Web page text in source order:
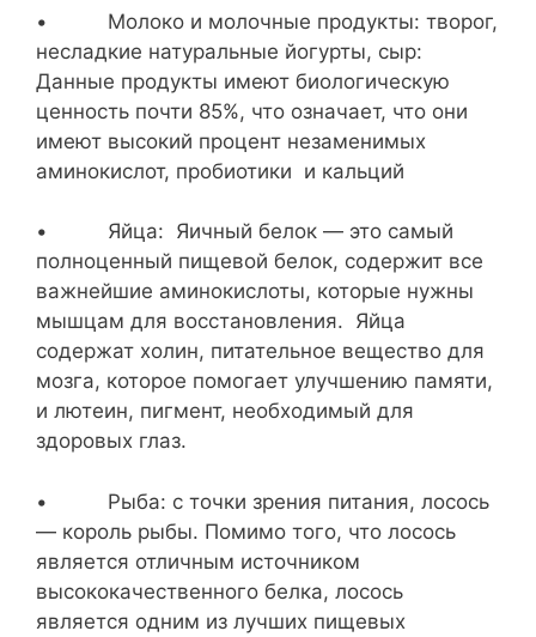
• Молоко и молочные продукты: творог,
несладкие натуральные йогурты, сыр:
Данные продукты имеют биологическую
ценность почти 85%, что означает, что они
имеют высокий процент незаменимых
аминокислот, пробиотики и кальций
• Яйца: Яичный белок — это самый
полноценный пищевой белок, содержит все
важнейшие аминокислоты, которые нужны
мышцам для восстановления. Яйца
содержат холин, питательное вещество для
мозга, которое помогает улучшению памяти,
и лютеин, пигмент, необходимый для
здоровых глаз.
• Рыба: с точки зрения питания, лосось
— король рыбы. Помимо того, что лосось
является отличным источником
высококачественного белка, лосось
является одним из лучших пищевых